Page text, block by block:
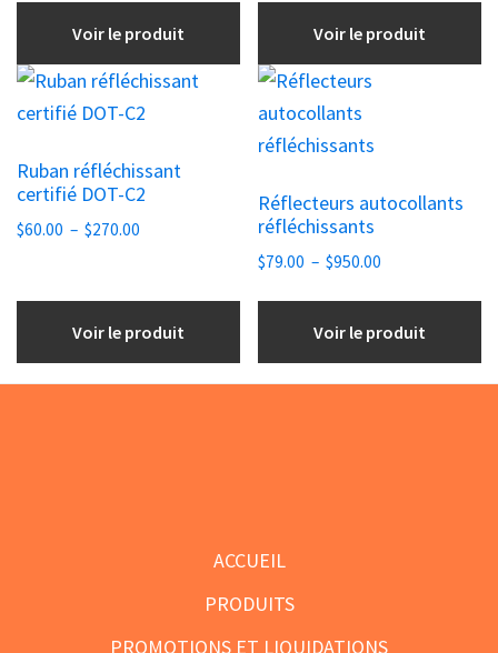
$140.00
Voir le produit
page
du
Voir le produit
page
du
produit
Ruban réfléchissant
certifié DOT-C2
$60.00 – $270.00
à
$270.00
Voir le produit
Ce
produit
plusieurs
variations.
Les
peuvent
choisies
Réflecteurs autocollants
réfléchissants
$79.00 – $950.00
$79.00
Voir le produit
Ce
produit
a
variations.
Les
options
peuvent
choisies
ACCUEIL
PRODUITS
PROMOTIONS ET LIQUIDATIONS